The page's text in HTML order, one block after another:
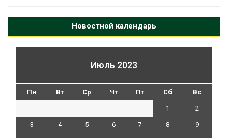
Новостной календарь
Июль 2023
Пн Вт Ср Чт Пт Сб Вс
1 2
3 4 5 6 7 8 9